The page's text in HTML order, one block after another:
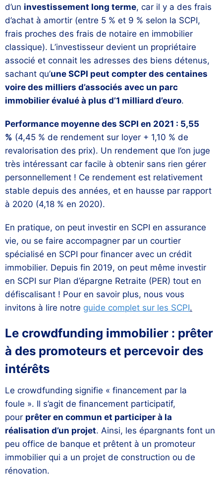
d’un investissement long terme, car il y a des frais
d’achat à amortir (entre 5 % et 9 % selon la SCPI,
frais proches des frais de notaire en immobilier
classique). L’investisseur devient un propriétaire
associé et connait les adresses des biens détenus,
sachant qu’une SCPI peut compter des centaines
voire des milliers d’associés avec un parc
immobilier évalué à plus d’1 milliard d’euro.
Performance moyenne des SCPI en 2021 : 5,55
% (4,45 % de rendement sur loyer + 1,10 % de
revalorisation des prix). Un rendement que l’on juge
très intéressant car facile à obtenir sans rien gérer
personnellement ! Ce rendement est relativement
stable depuis des années, et en hausse par rapport
à 2020 (4,18 % en 2020).
En pratique, on peut investir en SCPI en assurance
vie, ou se faire accompagner par un courtier
spécialisé en SCPI pour financer avec un crédit
immobilier. Depuis fin 2019, on peut même investir
en SCPI sur Plan d’épargne Retraite (PER) tout en
défiscalisant ! Pour en savoir plus, nous vous
invitons à lire notre guide complet sur les SCPI.
Le crowdfunding immobilier : prêter
à des promoteurs et percevoir des
intérêts
Le crowdfunding signifie « financement par la
foule ». Il s’agit de financement participatif,
pour prêter en commun et participer à la
réalisation d’un projet. Ainsi, les épargnants font un
peu office de banque et prêtent à un promoteur
immobilier qui a un projet de construction ou de
rénovation.